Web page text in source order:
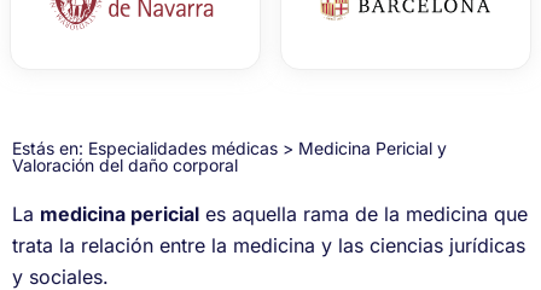
Estás en: Especialidades médicas > Medicina Pericial y
Valoración del daño corporal
La medicina pericial es aquella rama de la medicina que
trata la relación entre la medicina y las ciencias jurídicas
y sociales.